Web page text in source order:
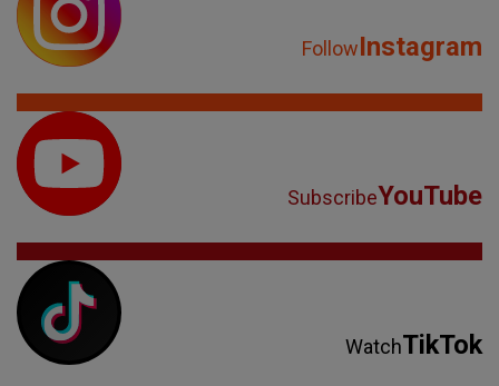
FollowInstagram
SubscribeYouTube
WatchTikTok